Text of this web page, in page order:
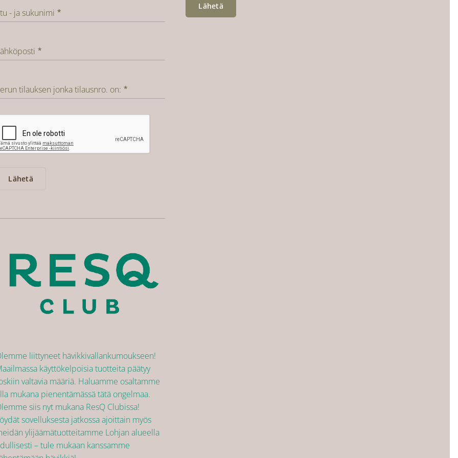
- ja sukunimi
tilauksen jonka tilausnro. on:
Lähetä
liittyneet hävikkivallankumoukseen!
käyttökelpoisia tuotteita päätyy
valtavia määriä. Haluamme osaltamme
mukana pienentämässä tätä ongelmaa.
siis nyt mukana ResQ Clubissa!
sovelluksesta jatkossa ajoittain myös
ylijäämätuotteitamme Lohjan alueella
– tule mukaan kanssamme
Lähetä